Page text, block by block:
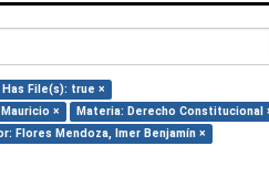
Has File(s): true ×
×
Materia: Derecho Constitucional
Flores Mendoza, Imer Benjamín ×